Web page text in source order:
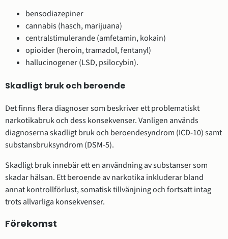
bensodiazepiner
cannabis (hasch, marijuana)
centralstimulerande (amfetamin, kokain)
opioider (heroin, tramadol, fentanyl)
hallucinogener (LSD, psilocybin).
Skadligt bruk och beroende
Det finns flera diagnoser som beskriver ett problematiskt
narkotikabruk och dess konsekvenser. Vanligen används
diagnoserna skadligt bruk och beroendesyndrom (ICD-10) samt
substansbruksyndrom (DSM-5).
Skadligt bruk innebär ett en användning av substanser som
skadar hälsan. Ett beroende av narkotika inkluderar bland
annat kontrollförlust, somatisk tillvänjning och fortsatt intag
trots allvarliga konsekvenser.
Förekomst